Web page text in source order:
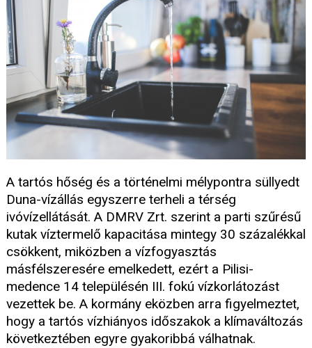
A tartós hőség és a történelmi mélypontra süllyedt
Duna-vízállás egyszerre terheli a térség
ivóvízellátását. A DMRV Zrt. szerint a parti szűrésű
kutak víztermelő kapacitása mintegy 30 százalékkal
csökkent, miközben a vízfogyasztás
másfélszeresére emelkedett, ezért a Pilisi-
medence 14 településén III. fokú vízkorlátozást
vezettek be. A kormány eközben arra figyelmeztet,
hogy a tartós vízhiányos időszakok a klímaváltozás
következtében egyre gyakoribbá válhatnak.